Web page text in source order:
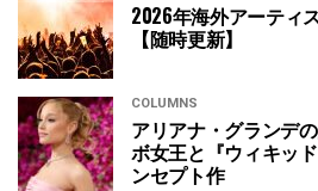
2026年海外アーティ
【随時更新】
COLUMNS
アリアナ・グランデ
ボ女王と『ウィキッ
ンセプト作